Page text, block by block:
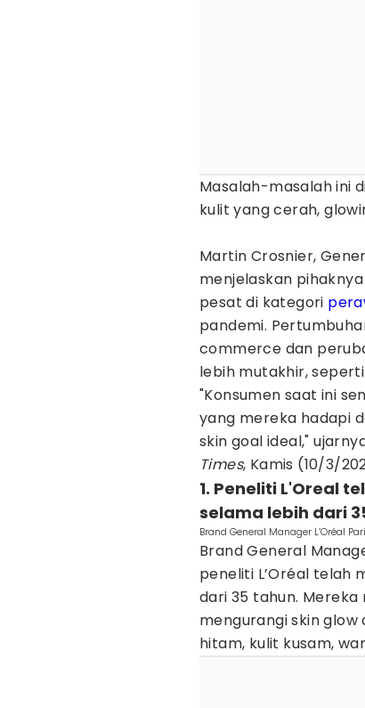
Masalah-masalah ini
kulit yang cerah,
Martin Crosnier,
menjelaskan
pesat di kategori
pandemi.
commerce dan
lebih mutakhir,
"Konsumen saat ini
yang mereka hadapi
skin goal ideal,"
Times, Kamis (10/3/
1. Peneliti L'Oreal
selama lebih dari
Brand General Manager L’Oréal
Brand General
peneliti L’Oréal telah
dari 35 tahun.
mengurangi skin
hitam, kulit kusam,